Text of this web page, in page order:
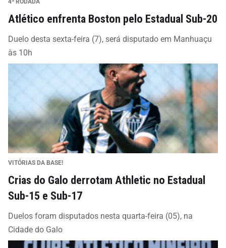
4ª RODADA
Atlético enfrenta Boston pelo Estadual Sub-20
Duelo desta sexta-feira (7), será disputado em Manhuaçu
às 10h
VITÓRIAS DA BASE!
Crias do Galo derrotam Athletic no Estadual
Sub-15 e Sub-17
Duelos foram disputados nesta quarta-feira (05), na
Cidade do Galo